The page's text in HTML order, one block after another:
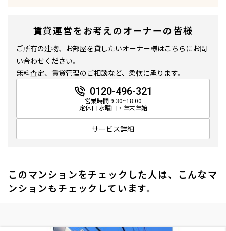
賃貸運営をお考えのオーナーの皆様
ご所有の建物、お部屋を貸したいオーナー様はこちらにお問
い合わせください。
無料査定、賃貸管理のご相談など、柔軟に承ります。
0120-496-321
営業時間 9:30~18:00
定休日 水曜日・年末年始
サービス詳細
このマンションをチェックした人は、こんなマ
ンションもチェックしています。